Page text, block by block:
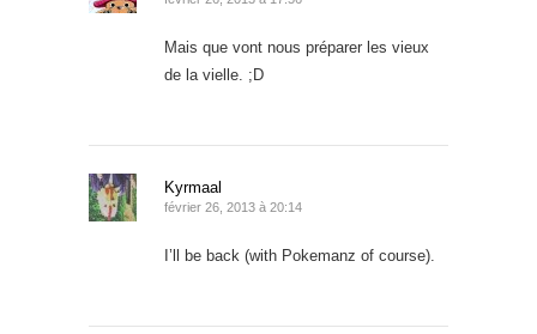
Mais que vont nous préparer les vieux
de la vielle. ;D
Kyrmaal
février 26, 2013 à 20:14
I’ll be back (with Pokemanz of course).